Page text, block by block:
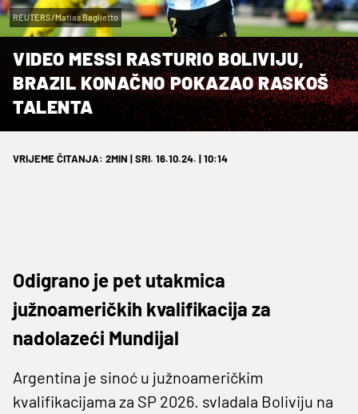
REUTERS/Matias Baglietto
VIDEO MESSI RASTURIO BOLIVIJU,
BRAZIL KONAČNO POKAZAO RASKOŠ
TALENTA
VRIJEME ČITANJA: 2MIN | SRI. 16.10.24. | 10:14
Odigrano je pet utakmica
južnoameričkih kvalifikacija za
nadolazeći Mundijal
Argentina je sinoć u južnoameričkim
kvalifikacijama za SP 2026. svladala Boliviju na